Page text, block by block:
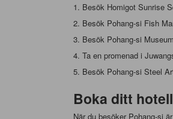
1. Besök Homigot Sunrise
2. Besök Pohang-si Fish
3. Besök Pohang-si
4. Ta en promenad i
5. Besök Pohang-si Steel
Boka ditt
När du besöker Pohang-si